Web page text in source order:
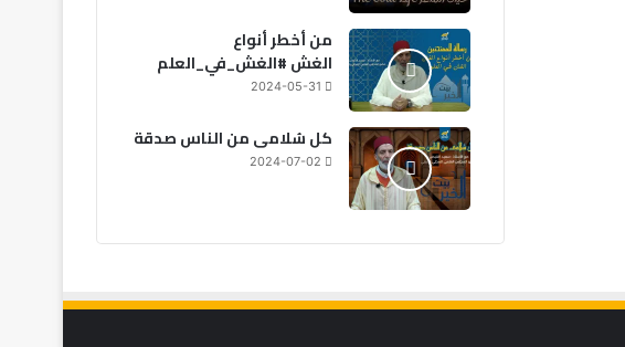
من أخطر أنواع
الغش #الغش_في_العلم
2024-05-31
كل سُلامى من الناس صدقة
2024-07-02